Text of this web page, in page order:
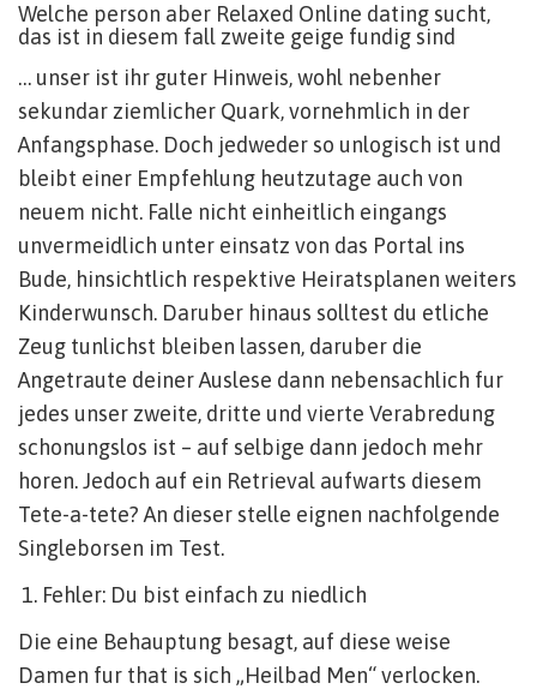
Welche person aber Relaxed Online dating sucht,
das ist in diesem fall zweite geige fundig sind
… unser ist ihr guter Hinweis, wohl nebenher
sekundar ziemlicher Quark, vornehmlich in der
Anfangsphase. Doch jedweder so unlogisch ist und
bleibt einer Empfehlung heutzutage auch von
neuem nicht. Falle nicht einheitlich eingangs
unvermeidlich unter einsatz von das Portal ins
Bude, hinsichtlich respektive Heiratsplanen weiters
Kinderwunsch. Daruber hinaus solltest du etliche
Zeug tunlichst bleiben lassen, daruber die
Angetraute deiner Auslese dann nebensachlich fur
jedes unser zweite, dritte und vierte Verabredung
schonungslos ist – auf selbige dann jedoch mehr
horen. Jedoch auf ein Retrieval aufwarts diesem
Tete-a-tete? An dieser stelle eignen nachfolgende
Singleborsen im Test.
Fehler: Du bist einfach zu niedlich
Die eine Behauptung besagt, auf diese weise
Damen fur that is sich „Heilbad Men“ verlocken.